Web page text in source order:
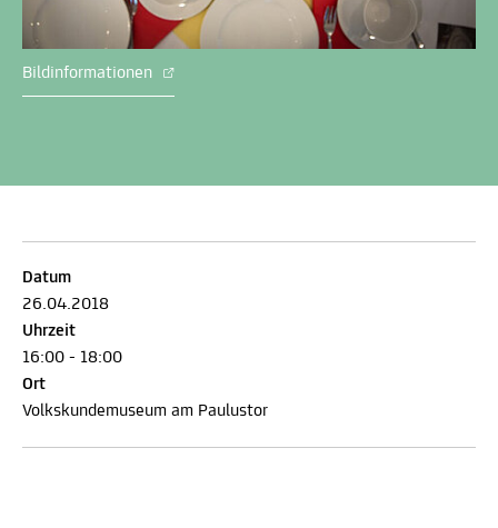
Bildinformationen
Datum
26.04.2018
Uhrzeit
16:00 - 18:00
Ort
Volkskundemuseum am Paulustor